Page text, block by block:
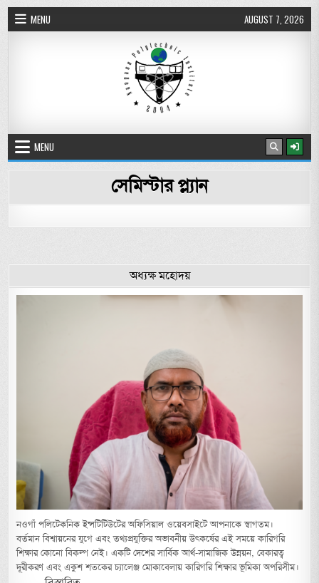
Skip to content
MENU AUGUST 7, 2026
MENU
সেমিস্টার প্ল্যান
অধ্যক্ষ মহোদয়
নওগাঁ পলিটেকনিক ইন্সটিটিউটের অফিসিয়াল ওয়েবসাইটে আপনাকে স্বাগতম।
বর্তমান বিশ্বায়নের যুগে এবং তথ্যপ্রযুক্তির অভাবনীয় উৎকর্ষের এই সময়ে কারিগরি
শিক্ষার কোনো বিকল্প নেই। একটি দেশের সার্বিক আর্থ-সামাজিক উন্নয়ন, বেকারত্ব
দূরীকরণ এবং একুশ শতকের চ্যালেঞ্জ মোকাবেলায় কারিগরি শিক্ষার ভূমিকা অপরিসীম।